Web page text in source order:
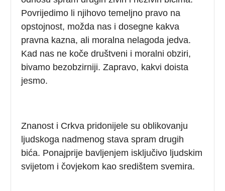
Povrijedimo li njihovo temeljno pravo na
opstojnost, možda nas i dosegne kakva
pravna kazna, ali moralna nelagoda jedva.
Kad nas ne koče društveni i moralni obziri,
bivamo bezobzirniji. Zapravo, kakvi doista
jesmo.
Znanost i Crkva pridonijele su oblikovanju
ljudskoga nadmenog stava spram drugih
bića. Ponajprije bavljenjem isključivo ljudskim
svijetom i čovjekom kao središtem svemira.